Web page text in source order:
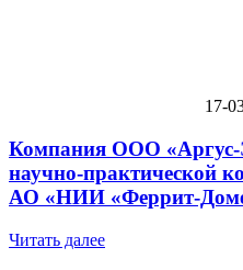
17-
Компания ООО «Аргус-
научно-практической
АО «НИИ «Феррит-
Читать далее